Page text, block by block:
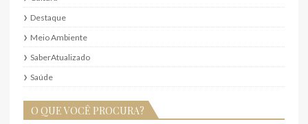
Destaque
Meio Ambiente
SaberAtualizado
Saúde
O QUE VOCÊ PROCURA?